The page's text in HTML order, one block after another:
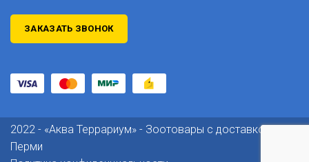
ЗАКАЗАТЬ ЗВОНОК
2022 - «Аква Террариум» - Зоотовары с доставкой по
Перми